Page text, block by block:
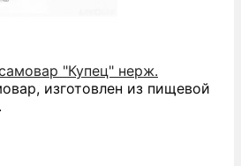
"Купец" нерж.
изготовлен из пищевой